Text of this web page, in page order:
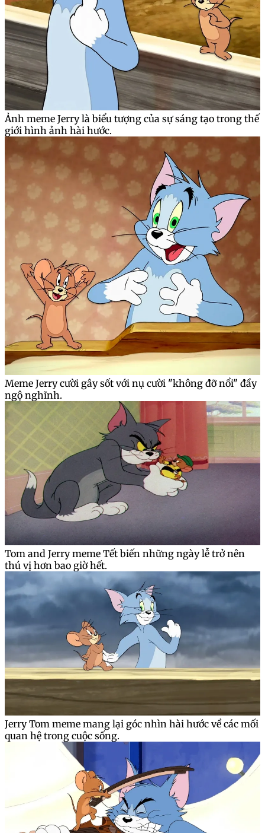
Ảnh meme Jerry là biểu tượng của sự sáng tạo trong thế
giới hình ảnh hài hước.
Meme Jerry cười gây sốt với nụ cười "không đỡ nổi" đầy
ngộ nghĩnh.
Tom and Jerry meme Tết biến những ngày lễ trở nên
thú vị hơn bao giờ hết.
Jerry Tom meme mang lại góc nhìn hài hước về các mối
quan hệ trong cuộc sống.